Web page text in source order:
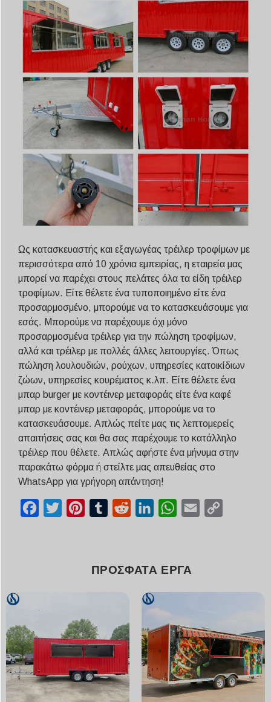
Ως κατασκευαστής και εξαγωγέας τρέιλερ τροφίμων με
περισσότερα από 10 χρόνια εμπειρίας, η εταιρεία μας
μπορεί να παρέχει στους πελάτες όλα τα είδη τρέιλερ
τροφίμων. Είτε θέλετε ένα τυποποιημένο είτε ένα
προσαρμοσμένο, μπορούμε να το κατασκευάσουμε για
εσάς. Μπορούμε να παρέχουμε όχι μόνο
προσαρμοσμένα τρέιλερ για την πώληση τροφίμων,
αλλά και τρέιλερ με πολλές άλλες λειτουργίες. Όπως
πώληση λουλουδιών, ρούχων, υπηρεσίες κατοικίδιων
ζώων, υπηρεσίες κουρέματος κ.λπ. Είτε θέλετε ένα
μπαρ burger με κοντέινερ μεταφοράς είτε ένα καφέ
μπαρ με κοντέινερ μεταφοράς, μπορούμε να το
κατασκευάσουμε. Απλώς πείτε μας τις λεπτομερείς
απαιτήσεις σας και θα σας παρέχουμε το κατάλληλο
τρέιλερ που θέλετε. Απλώς αφήστε ένα μήνυμα στην
παρακάτω φόρμα ή στείλτε μας απευθείας στο
WhatsApp για γρήγορη απάντηση!
Facebook
Twitter Pinterest
Tumblr Reddit LinkedInWhatsApp
Email
ΠΡΌΣΦΑΤΑ ΈΡΓΑ